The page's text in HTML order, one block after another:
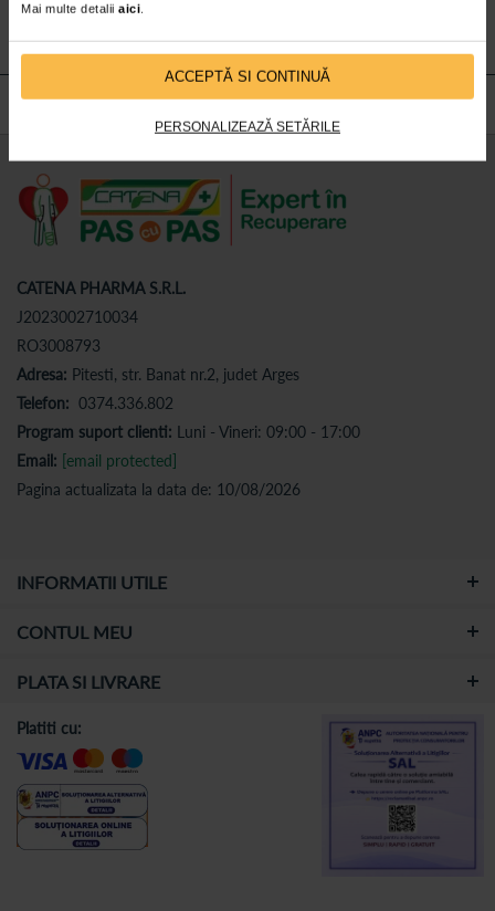
Mai multe detalii aici
ACCEPTĂ SI CONTINUĂ
PERSONALIZEAZĂ SETĂRILE
CATENA PHARMA S.R.L.
J2023002710034
RO3008793
Adresa: Pitesti, str. Banat nr.2, judet Arges
Telefon: 0374.336.802
Program suport clienti: Luni - Vineri: 09:00 - 17:00
Email: [email protected]
Pagina actualizata la data de: 10/08/2026
INFORMATII UTILE
CONTUL MEU
PLATA SI LIVRARE
Platiti cu: